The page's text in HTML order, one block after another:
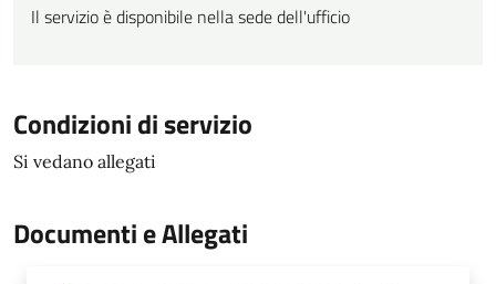
Il servizio è disponibile nella sede dell'ufficio
Condizioni di servizio
Si vedano allegati
Documenti e Allegati